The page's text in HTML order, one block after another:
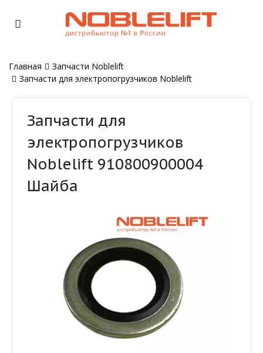
Главная
Запчасти Noblelift
Запчасти для электропогрузчиков Noblelift
Запчасти для
электропогрузчиков
Noblelift 910800900004
Шайба